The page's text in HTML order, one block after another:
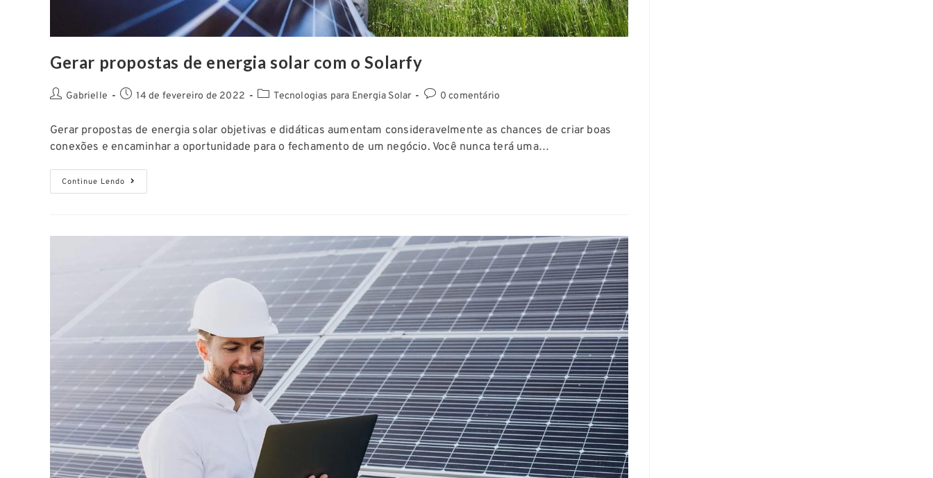
Gerar propostas de energia solar com o Solarfy
Gabrielle 14 de fevereiro de 2022 Tecnologias para Energia Solar 0 comentário
Gerar propostas de energia solar objetivas e didáticas aumentam consideravelmente as chances de criar boas
conexões e encaminhar a oportunidade para o fechamento de um negócio. Você nunca terá uma…
Continue Lendo